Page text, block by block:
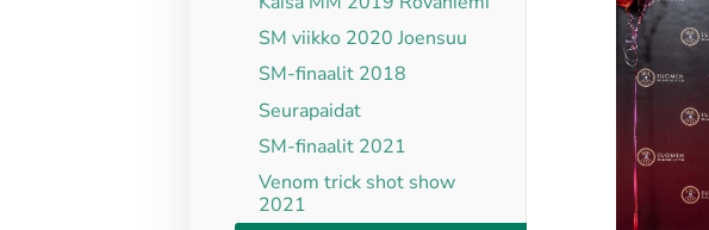
SM viikko 2020 Joensuu
SM-finaalit 2018
Seurapaidat
SM-finaalit 2021
Venom trick shot show
2021